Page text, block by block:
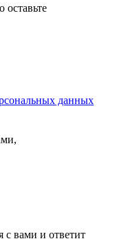
оставьте
данных
с вами и ответит